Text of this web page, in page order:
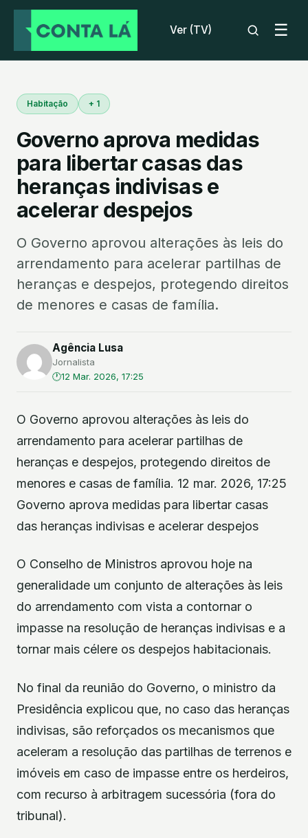
Ver (TV) ☰
Habitação + 1
Governo aprova medidas
para libertar casas das
heranças indivisas e
acelerar despejos
O Governo aprovou alterações às leis do
arrendamento para acelerar partilhas de
heranças e despejos, protegendo direitos
de menores e casas de família.
Agência Lusa
Jornalista
12 Mar. 2026, 17:25
O Governo aprovou alterações às leis do
arrendamento para acelerar partilhas de
heranças e despejos, protegendo direitos de
menores e casas de família. 12 mar. 2026, 17:25
Governo aprova medidas para libertar casas
das heranças indivisas e acelerar despejos
O Conselho de Ministros aprovou hoje na
generalidade um conjunto de alterações às leis
do arrendamento com vista a contornar o
impasse na resolução de heranças indivisas e a
tornar mais célere os despejos habitacionais.
No final da reunião do Governo, o ministro da
Presidência explicou que, no caso das heranças
indivisas, são reforçados os mecanismos que
aceleram a resolução das partilhas de terrenos e
imóveis em caso de impasse entre os herdeiros,
com recurso à arbitragem sucessória (fora do
tribunal).